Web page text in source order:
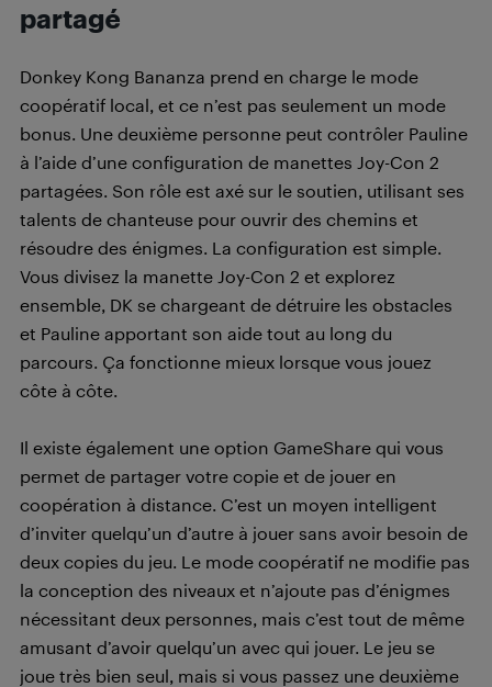
partagé
Donkey Kong Bananza prend en charge le mode
coopératif local, et ce n’est pas seulement un mode
bonus. Une deuxième personne peut contrôler Pauline
à l’aide d’une configuration de manettes Joy-Con 2
partagées. Son rôle est axé sur le soutien, utilisant ses
talents de chanteuse pour ouvrir des chemins et
résoudre des énigmes. La configuration est simple.
Vous divisez la manette Joy-Con 2 et explorez
ensemble, DK se chargeant de détruire les obstacles
et Pauline apportant son aide tout au long du
parcours. Ça fonctionne mieux lorsque vous jouez
côte à côte.
Il existe également une option GameShare qui vous
permet de partager votre copie et de jouer en
coopération à distance. C’est un moyen intelligent
d’inviter quelqu’un d’autre à jouer sans avoir besoin de
deux copies du jeu. Le mode coopératif ne modifie pas
la conception des niveaux et n’ajoute pas d’énigmes
nécessitant deux personnes, mais c’est tout de même
amusant d’avoir quelqu’un avec qui jouer. Le jeu se
joue très bien seul, mais si vous passez une deuxième